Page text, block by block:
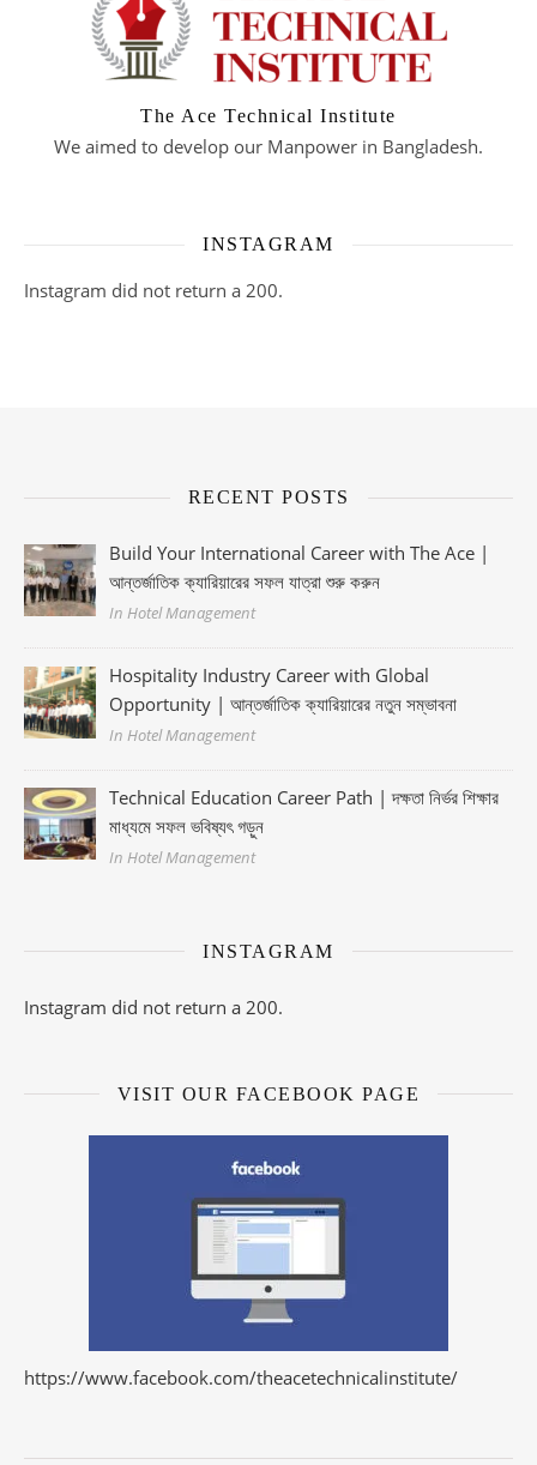
The Ace Technical Institute
We aimed to develop our Manpower in Bangladesh.
INSTAGRAM
Instagram did not return a 200.
RECENT POSTS
Build Your International Career with The Ace |
আন্তর্জাতিক ক্যারিয়ারের সফল যাত্রা শুরু করুন
In Hotel Management
Hospitality Industry Career with Global
Opportunity | আন্তর্জাতিক ক্যারিয়ারের নতুন সম্ভাবনা
In Hotel Management
Technical Education Career Path | দক্ষতা নির্ভর শিক্ষার
মাধ্যমে সফল ভবিষ্যৎ গড়ুন
In Hotel Management
INSTAGRAM
Instagram did not return a 200.
VISIT OUR FACEBOOK PAGE
https://www.facebook.com/theacetechnicalinstitute/